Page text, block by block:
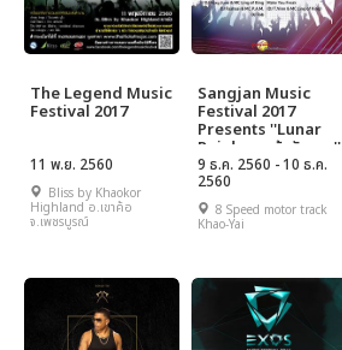
The Legend Music
Festival 2017
11 พ.ย. 2560
Bliss by Khaokor
Highland อ.เขาค้อ
จ.เพชรบูรณ์
Sangjan Music
Festival 2017
Presents ''Lunar
Rainbow...รุ้งจันทรา''
Live In Khao-Yai
9 ธ.ค. 2560 - 10 ธ.ค.
2560
8 Speed motor track
Khao-Yai